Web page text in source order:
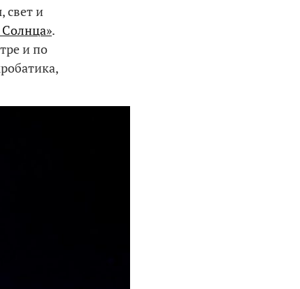
свет и
.
и по